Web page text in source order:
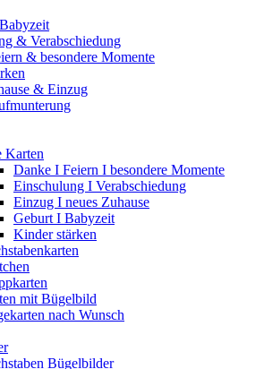
& Verabschiedung
& besondere Momente
& Einzug
Karten
Danke I Feiern I besondere Momente
Einschulung I Verabschiedung
Einzug I neues Zuhause
Geburt I Babyzeit
Kinder stärken
mit Bügelbild
nach Wunsch
Bügelbilder